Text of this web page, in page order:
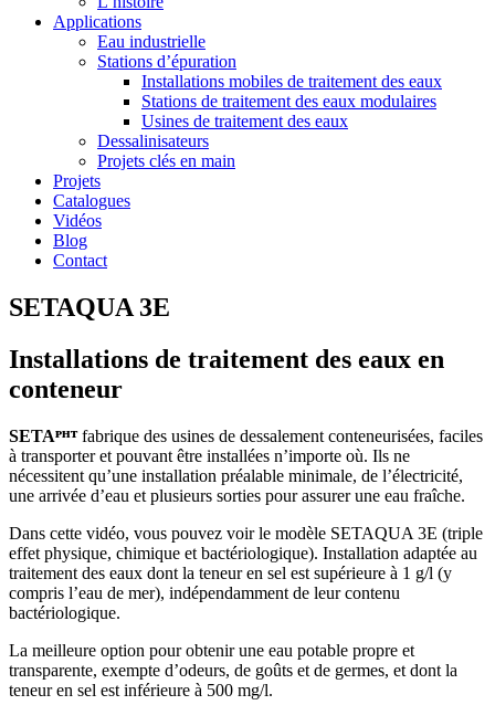
Applications
Eau industrielle
Stations d’épuration
Installations mobiles de traitement des eaux
Stations de traitement des eaux modulaires
Usines de traitement des eaux
Dessalinisateurs
Projets clés en main
Projets
Catalogues
Vidéos
Blog
Contact
SETAQUA 3E
Installations de traitement des eaux en
conteneur
SETAᴾᴴᵀfabrique des usines de dessalement conteneurisées, faciles
à transporter et pouvant être installées n’importe où. Ils ne
nécessitent qu’une installation préalable minimale, de l’électricité,
une arrivée d’eau et plusieurs sorties pour assurer une eau fraîche.
Dans cette vidéo, vous pouvez voir le modèle SETAQUA 3E (triple
effet physique, chimique et bactériologique). Installation adaptée au
traitement des eaux dont la teneur en sel est supérieure à 1 g/l (y
compris l’eau de mer), indépendamment de leur contenu
bactériologique.
La meilleure option pour obtenir une eau potable propre et
transparente, exempte d’odeurs, de goûts et de germes, et dont la
teneur en sel est inférieure à 500 mg/l.